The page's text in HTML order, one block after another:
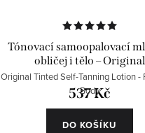
Tónovací samoopalovací
obličej i tělo – Original
Original Tinted Self-Tanning Lotion -
Body
537 Kč
DO KOŠÍKU